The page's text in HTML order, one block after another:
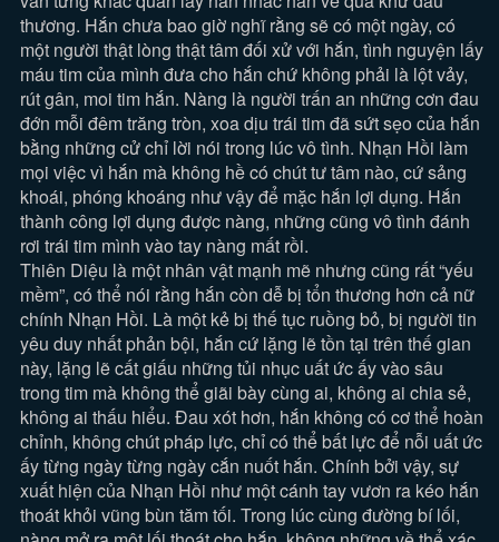
thương. Hắn chưa bao giờ nghĩ rằng sẽ có một ngày, có
một người thật lòng thật tâm đối xử với hắn, tình nguyện lấy
máu tim của mình đưa cho hắn chứ không phải là lột vảy,
rút gân, moi tim hắn. Nàng là người trấn an những cơn đau
đớn mỗi đêm trăng tròn, xoa dịu trái tim đã sứt sẹo của hắn
bằng những cử chỉ lời nói trong lúc vô tình. Nhạn Hồi làm
mọi việc vì hắn mà không hề có chút tư tâm nào, cứ sảng
khoái, phóng khoáng như vậy để mặc hắn lợi dụng. Hắn
thành công lợi dụng được nàng, những cũng vô tình đánh
rơi trái tim mình vào tay nàng mất rồi.
Thiên Diệu là một nhân vật mạnh mẽ nhưng cũng rất “yếu
mềm”, có thể nói rằng hắn còn dễ bị tổn thương hơn cả nữ
chính Nhạn Hồi. Là một kẻ bị thế tục ruồng bỏ, bị người tin
yêu duy nhất phản bội, hắn cứ lặng lẽ tồn tại trên thế gian
này, lặng lẽ cất giấu những tủi nhục uất ức ấy vào sâu
trong tim mà không thể giãi bày cùng ai, không ai chia sẻ,
không ai thấu hiểu. Đau xót hơn, hắn không có cơ thể hoàn
chỉnh, không chút pháp lực, chỉ có thể bất lực để nỗi uất ức
ấy từng ngày từng ngày cắn nuốt hắn. Chính bởi vậy, sự
xuất hiện của Nhạn Hồi như một cánh tay vươn ra kéo hắn
thoát khỏi vũng bùn tăm tối. Trong lúc cùng đường bí lối,